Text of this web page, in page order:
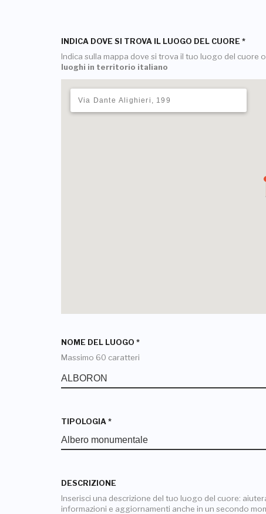
INDICA DOVE SI TROVA IL LUOGO DEL CUORE *
Indica sulla mappa dove si trova il tuo luogo del cuore
luoghi in territorio italiano
NOME DEL LUOGO *
Massimo 60 caratteri
TIPOLOGIA *
DESCRIZIONE
Inserisci una descrizione del tuo luogo del cuore:
informazioni e aggiornamenti anche in un secondo